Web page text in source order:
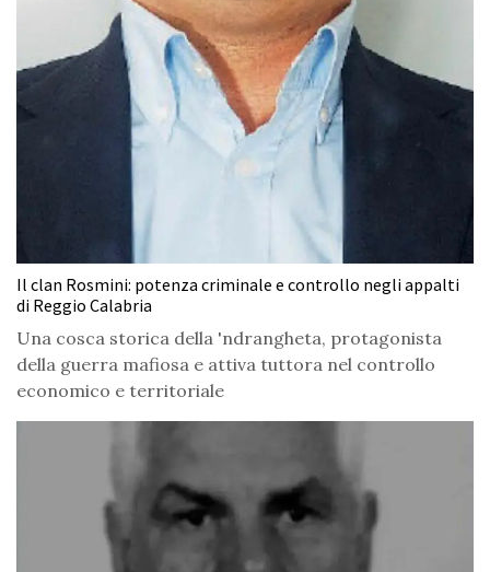
Il clan Rosmini: potenza criminale e controllo negli appalti
di Reggio Calabria
Una cosca storica della 'ndrangheta, protagonista
della guerra mafiosa e attiva tuttora nel controllo
economico e territoriale